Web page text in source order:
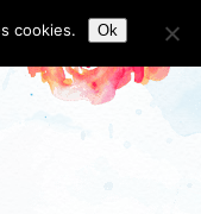
cookies. Ok